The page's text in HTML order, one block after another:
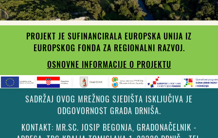
PROJEKT JE SUFINANCIRALA EUROPSKA UNIJA IZ
EUROPSKOG FONDA ZA REGIONALNI RAZVOJ.
OSNOVNE INFORMACIJE O PROJEKTU
SADRŽAJ OVOG MREŽNOG SJEDIŠTA ISKLJUČIVA JE
ODGOVORNOST GRADA DRNIŠA.
KONTAKT: MR.SC. JOSIP BEGONJA, GRADONAČELNIK -